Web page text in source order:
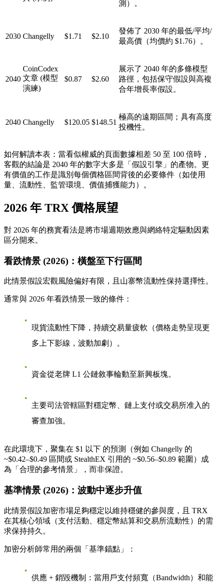
測）。
2030 Changelly $1.71 $2.10
發佈了 2030 年的最低/平均/
最高價（均價約 $1.76）。
2040
CoinCodex
文章 (模型
演練)
$0.87 $2.60
展示了 2040 年的多條模型
路徑，包括保守假設與高複
合年增長率假設。
2040 Changelly $120.05 $148.51
極高的遠期區間；具有高度
投機性。
如何解讀本表 ：當看似權威的頁面數據相差 50 至 100 倍時，
客觀的結論是 2040 年的數字大多是「假設引擎」的產物。更
有價值的工作是識別每個價格區間背後的必要條件 （如使用
量、流動性、監管環境、價值捕獲能力）。
2026 年 TRX 價格展望
對 2026 年的務實看法是將市場週期效應與網絡特定驅動因素
區分開來。
看跌情景 (2026)：橫盤至下行區間
此情景假設宏觀風險偏好有限，且山寨幣流動性保持選擇性。
通常與 2026 年看跌情景一致的條件：
現貨流動性下降，持續交易量疲軟（價格走勢呈現更
多上下影線，波動加劇）。
資金從老牌 L1 公鏈敘事輪動至新興板塊。
主要司法管轄區對穩定幣、鏈上支付或交易所准入的
審查加強。
在此環境下，聚集在 $1 以下 的預測（例如 Changelly 的
~$0.42–$0.49 區間或 StealthEX 引用的 ~$0.56–$0.89 範圍）成
為「合理的參考情景」，而非保證。
基準情景 (2026)：波動中逐步升值
此情景假設加密市場足夠穩定以維持穩健的參與度，且 TRX
在其核心領域（支付活動、穩定幣結算和交易所流動性）的需
求保持持久。
加密分析師常用的兩個「基準錨點」：
供應 + 銷毀機制
：當用戶支付頻寬（Bandwidth）和能